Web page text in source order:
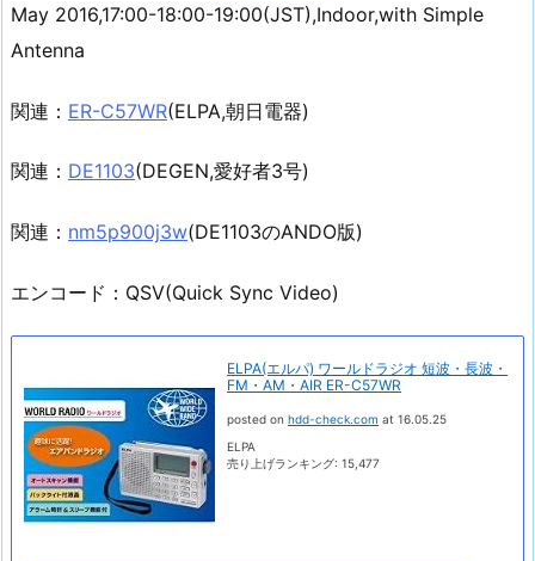
May 2016,17:00-18:00-19:00(JST),Indoor,with Simple
Antenna
関連： ER-C57WR(ELPA,朝日電器)
関連： DE1103(DEGEN,愛好者3号)
関連： nm5p900j3w(DE1103のANDO版)
エンコード：QSV(Quick Sync Video)
ELPA(エルパ) ワールドラジオ 短波・長波・
FM・AM・AIR ER-C57WR
posted on hdd-check.com at 16.05.25
ELPA
売り上げランキング: 15,477